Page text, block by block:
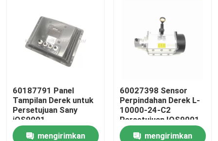
Rumah
60187791 Panel
Tampilan Derek untuk
Persetujuan Sany
iOS9001
mengirimkan
60027398 Sensor
Perpindahan Derek L-
10000-24-C2
Persetujuan IOS9001
mengirimkan